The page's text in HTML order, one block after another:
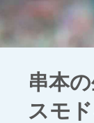
串本
スモ